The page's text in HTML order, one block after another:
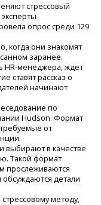
стрессовый
опрос среди 129
когда они знакомят
заранее.
HR-менеджера, ждет
ставят рассказ о
начинают
по
Hudson. Формат
от
выбирают в качестве
Такой формат
прослеживаются
детали
методу,